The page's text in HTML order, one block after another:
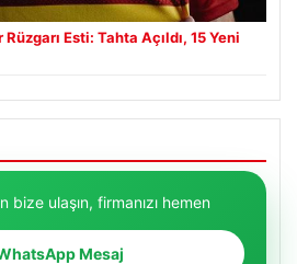
Esti: Tahta Açıldı, 15 Yeni
ulaşın, firmanızı hemen
Mesaj